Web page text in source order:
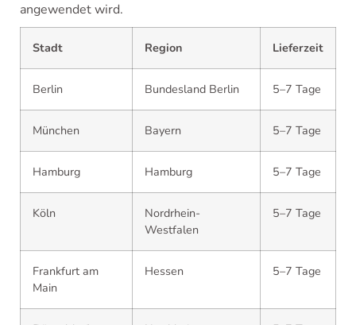
angewendet wird.
Stadt Region Lieferzeit
Berlin Bundesland Berlin 5–7 Tage
München Bayern 5–7 Tage
Hamburg Hamburg 5–7 Tage
Köln
Nordrhein-
Westfalen
5–7 Tage
Frankfurt am
Main
Hessen 5–7 Tage